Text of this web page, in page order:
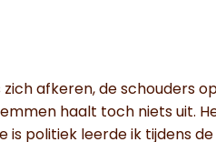
afkeren, de schouders
haalt toch niets uit.
is politiek leerde ik tijdens